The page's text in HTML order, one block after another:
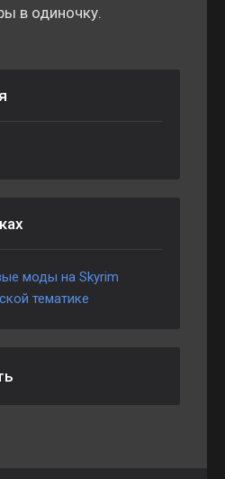
в одиночку.
моды на Skyrim
тематике